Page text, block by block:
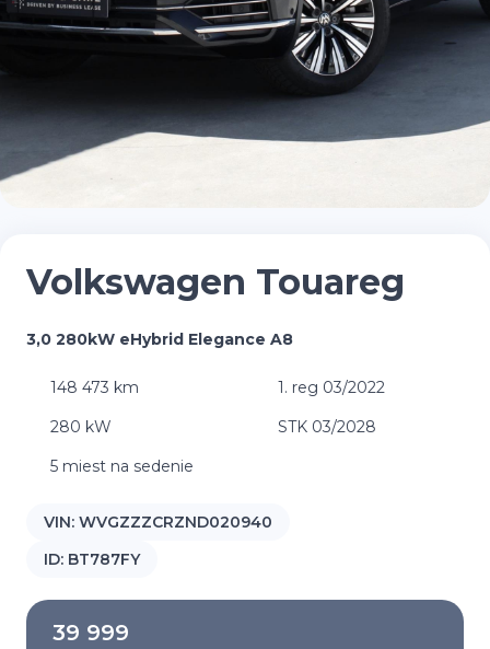
Volkswagen Touareg
3,0 280kW eHybrid Elegance A8
148 473 km
1. reg 03/2022
280 kW
STK 03/2028
5 miest na sedenie
VIN: WVGZZZCRZND020940
ID: BT787FY
39 999